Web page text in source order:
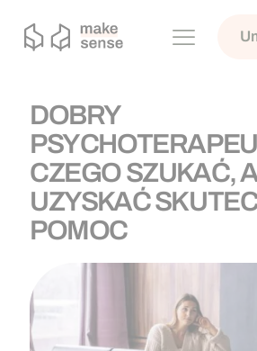
DOBRY
CZEGO SZUKAĆ,
UZYSKAĆ
POMOC